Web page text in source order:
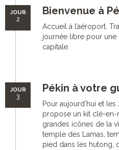
JOUR
2
Bienvenue à
Accueil à l’aéroport.
journée libre pour
capitale.
JOUR
3
Pékin à votre
Pour aujourd’hui et
propose un kit clé-en-
grandes icônes de la
temple des Lamas,
pied dans les hutong,